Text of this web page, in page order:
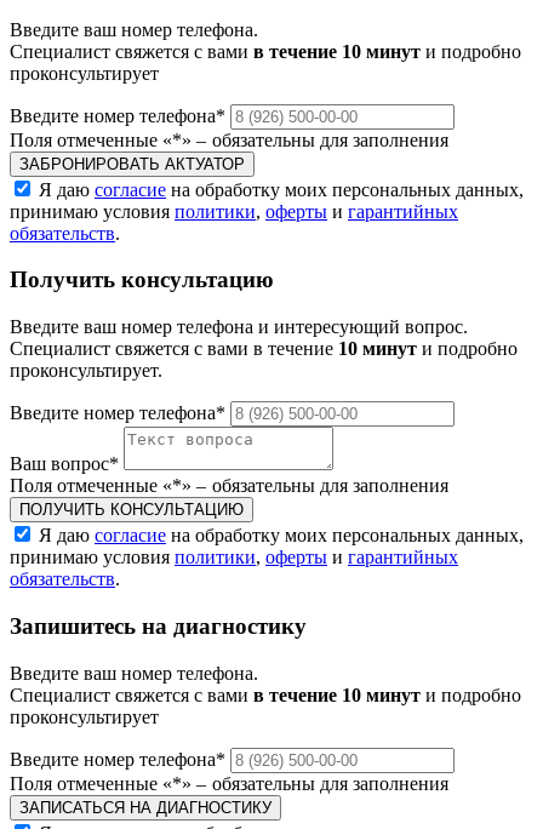
Введите ваш номер телефона.
Специалист свяжется с вами в течение 10 минут и подробно
проконсультирует
Введите номер телефона*
Поля отмеченные «*» ‒ обязательны для заполнения
ЗАБРОНИРОВАТЬ АКТУАТОР
Я даю согласие на обработку моих персональных данных,
принимаю условия политики, оферты и гарантийных
обязательств.
Получить консультацию
Введите ваш номер телефона и интересующий вопрос.
Специалист свяжется с вами в течение 10 минут и подробно
проконсультирует.
Введите номер телефона*
Ваш вопрос*
Поля отмеченные «*» ‒ обязательны для заполнения
ПОЛУЧИТЬ КОНСУЛЬТАЦИЮ
Я даю согласие на обработку моих персональных данных,
принимаю условия политики, оферты и гарантийных
обязательств.
Запишитесь на диагностику
Введите ваш номер телефона.
Специалист свяжется с вами в течение 10 минут и подробно
проконсультирует
Введите номер телефона*
Поля отмеченные «*» ‒ обязательны для заполнения
ЗАПИСАТЬСЯ НА ДИАГНОСТИКУ